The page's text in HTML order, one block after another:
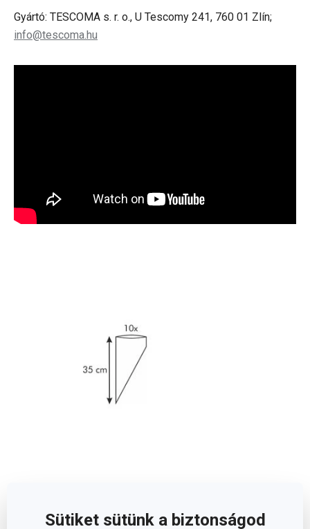
Sütiket sütünk a biztonságod
Gyártó: TESCOMA s. r. o., U Tescomy 241, 760 01 Zlín;
info@tescoma.hu